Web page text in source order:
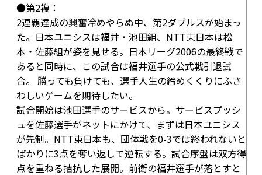
●第2複：
2連覇達成の興奮冷めやらぬ中、第2ダブルスが始まっ
た。日本ユニシスは福井・池田組、NTT東日本は松
本・佐藤組が姿を見せる。日本リーグ2006の最終戦で
あると同時に、この試合は福井選手の公式戦引退試
合。 勝っても負けても、選手人生の締めくくりにふさ
わしいゲームを期待したい。
試合開始は池田選手のサービスから。サービスプッシ
ュを佐藤選手がネットにかけて、まずは日本ユニシス
が先制。NTT東日本も、団体戦を0-3では終われないと
ばかりに3点を奪い返して逆転する。試合序盤は双方得
点を重ねる拮抗した展開。前衛の福井選手が落とすと